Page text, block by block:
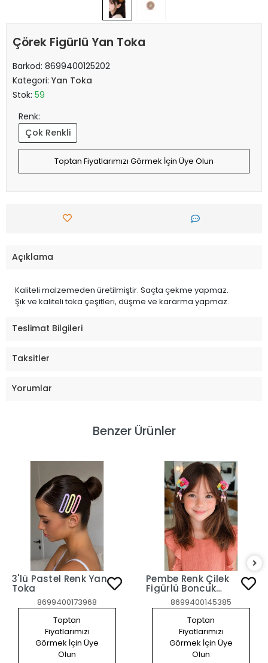
Çörek Figürlü Yan Toka
Barkod: 8699400125202
Kategori: Yan Toka
Stok: 59
Renk:
Çok Renkli
Toptan Fiyatlarımızı Görmek İçin Üye Olun
Açıklama
Kaliteli malzemeden üretilmiştir. Saçta çekme yapmaz.
Şık ve kaliteli toka çeşitleri, düşme ve kararma yapmaz.
Teslimat Bilgileri
Taksitler
Yorumlar
Benzer Ürünler
3'lü Pastel Renk Yan
Toka
8699400173968
Toptan
Fiyatlarımızı
Görmek İçin Üye
Olun
Pembe Renk Çilek
Figürlü Boncuk
Detaylı 2'li Yan
Toka Set8699400145385
Toptan
Fiyatlarımızı
Görmek İçin Üye
Olun